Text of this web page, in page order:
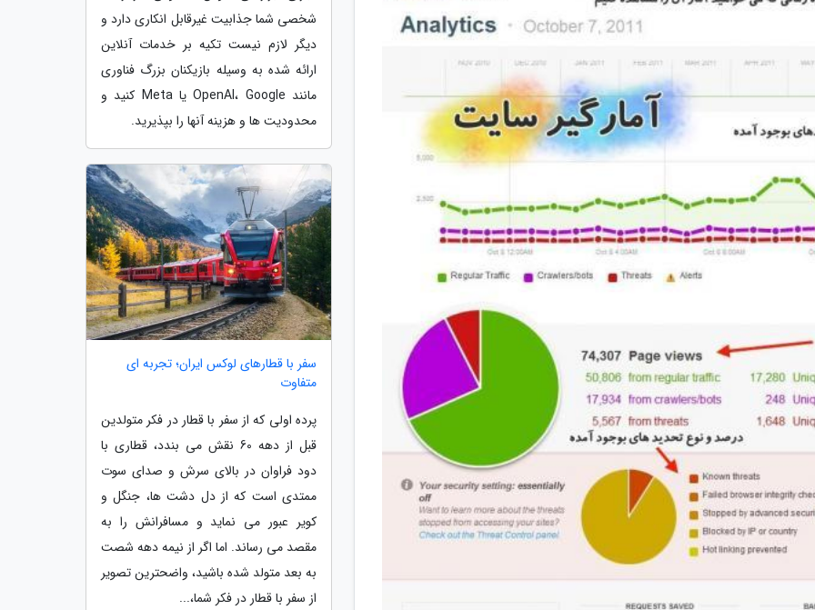
شخصی شما جذابیت غیرقابل انکاری دارد و
دیگر لازم نیست تکیه بر خدمات آنلاین
ارائه شده به وسیله بازیکنان بزرگ فناوری
مانند OpenAI، Google یا Meta کنید و
محدودیت ها و هزینه آنها را بپذیرید.
سفر با قطارهای لوکس ایران؛ تجربه ای
متفاوت
پرده اولی که از سفر با قطار در فکر متولدین
قبل از دهه 60 نقش می بندد، قطاری با
دود فراوان در بالای سرش و صدای سوت
ممتدی است که از دل دشت ها، جنگل و
کویر عبور می نماید و مسافرانش را به
مقصد می رساند. اما اگر از نیمه دهه شصت
به بعد متولد شده باشید، واضحترین تصویر
از سفر با قطار در فکر شما،...